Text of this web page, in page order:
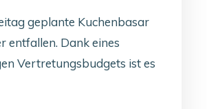
geplante Kuchenbasar
entfallen. Dank eines
Vertretungsbudgets ist es